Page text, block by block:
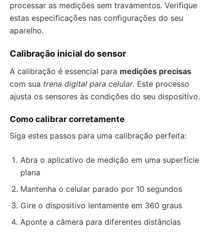
processar as medições sem travamentos. Verifique
estas especificações nas configurações do seu
aparelho.
Calibração inicial do sensor
A calibração é essencial para medições precisas
com sua trena digital para celular. Este processo
ajusta os sensores às condições do seu dispositivo.
Como calibrar corretamente
Siga estes passos para uma calibração perfeita:
Abra o aplicativo de medição em uma superfície
plana
Mantenha o celular parado por 10 segundos
Gire o dispositivo lentamente em 360 graus
Aponte a câmera para diferentes distâncias